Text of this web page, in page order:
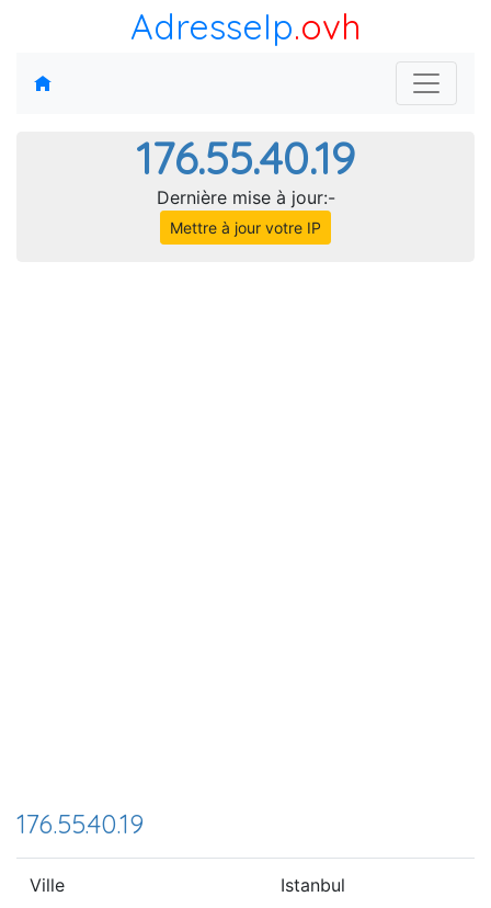
AdresseIp.ovh
176.55.40.19
Dernière mise à jour:-
Mettre à jour votre IP
176.55.40.19
Ville Istanbul